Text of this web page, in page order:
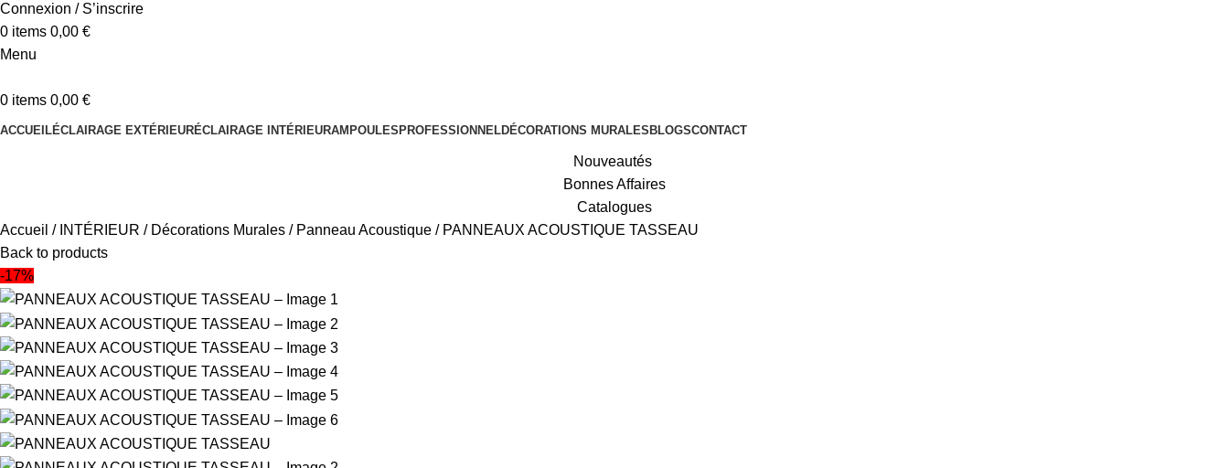
Connexion / S’inscrire
0 items 0,00 €
Menu
0 items 0,00 €
ACCUEILÉCLAIRAGE EXTÉRIEURÉCLAIRAGE INTÉRIEURAMPOULES PROFESSIONNELDÉCORATIONS MURALES BLOGSCONTACT
Nouveautés
Bonnes Affaires
Catalogues
Accueil
INTÉRIEUR Décorations Murales Panneau Acoustique
PANNEAUX ACOUSTIQUE TASSEAU
Back to products
-17%